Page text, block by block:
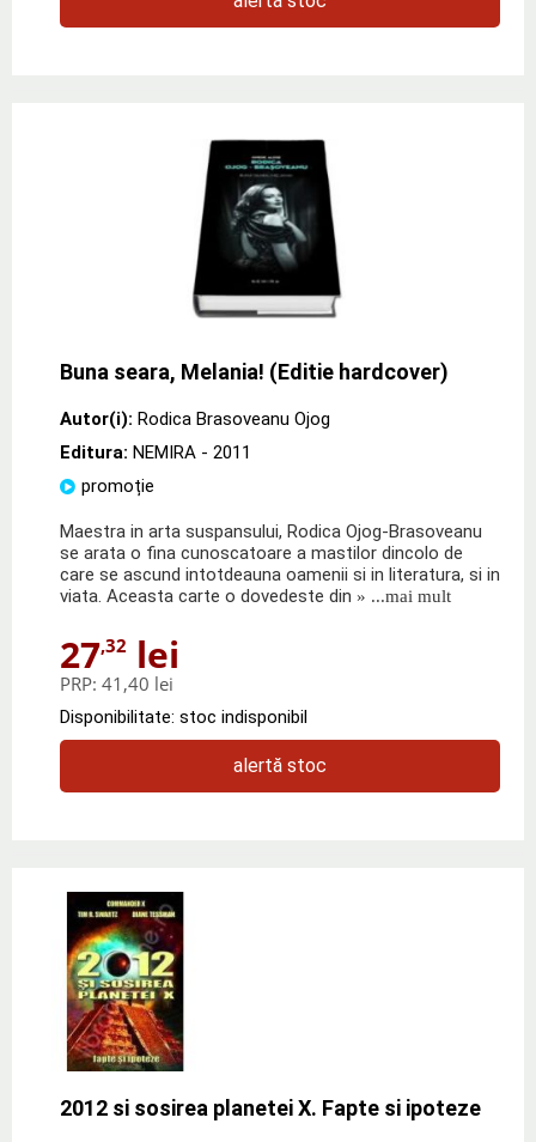
Buna seara, Melania! (Editie hardcover)
Autor(i): Rodica Brasoveanu Ojog
Editura: NEMIRA - 2011
promoție
Maestra in arta suspansului, Rodica Ojog-Brasoveanu
se arata o fina cunoscatoare a mastilor dincolo de
care se ascund intotdeauna oamenii si in literatura, si in
viata. Aceasta carte o dovedeste din » ...mai mult
27,32 lei
PRP: 41,40 lei
Disponibilitate: stoc indisponibil
alertă stoc
2012 si sosirea planetei X. Fapte si ipoteze